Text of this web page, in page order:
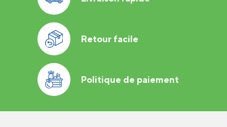
Retour facile
Politique de paiement